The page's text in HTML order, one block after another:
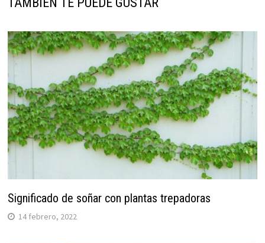
Significado de soñar con plantas trepadoras
14 febrero, 2022